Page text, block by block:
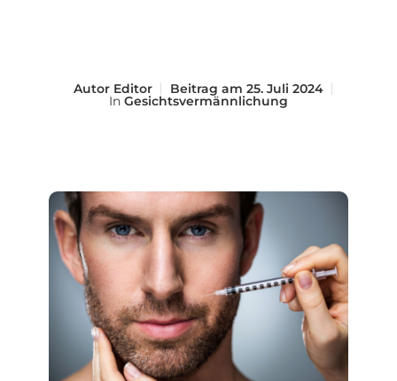
Autor Editor Beitrag am 25. Juli 2024
In Gesichtsvermännlichung